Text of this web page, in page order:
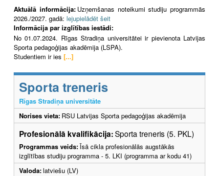
Aktuālā informācija: Uzņemšanas noteikumi studiju programmās
2026./2027. gadā: lejupielādēt šeit
Informācija par izglītības iestādi:
No 01.07.2024. Rīgas Stradiņa universitātei ir pievienota Latvijas
Sporta pedagoģijas akadēmija (LSPA).
Studentiem ir ies [...]
Sporta treneris
Rīgas Stradiņa universitāte
Norises vieta: RSU Latvijas Sporta pedagoģijas akadēmija
Profesionālā kvalifikācija:Sporta treneris (5. PKL)
Programmas veids:Īsā cikla profesionālās augstākās
izglītības studiju programma - 5. LKI (programma ar kodu 41)
Valoda:latviešu (LV)